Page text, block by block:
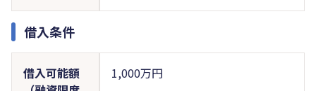
借入条件
借入可能額
1,000万円